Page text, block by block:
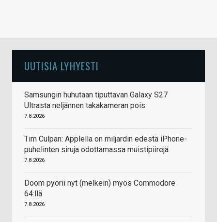
UUTISIA LYHYESTI
Samsungin huhutaan tiputtavan Galaxy S27
Ultrasta neljännen takakameran pois
7.8.2026
Tim Culpan: Applella on miljardin edestä iPhone-
puhelinten siruja odottamassa muistipiirejä
7.8.2026
Doom pyörii nyt (melkein) myös Commodore
64:llä
7.8.2026